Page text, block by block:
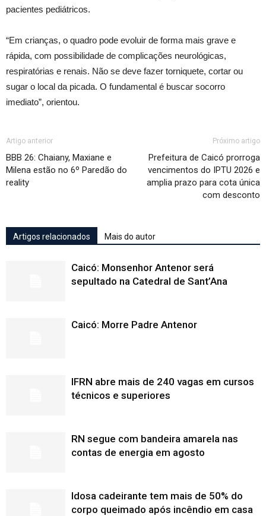
pacientes pediátricos.
“Em crianças, o quadro pode evoluir de forma mais grave e
rápida, com possibilidade de complicações neurológicas,
respiratórias e renais. Não se deve fazer torniquete, cortar ou
sugar o local da picada. O fundamental é buscar socorro
imediato”, orientou.
Artigo anterior
BBB 26: Chaiany, Maxiane e
Milena estão no 6º Paredão do
reality
Próximo artigo
Prefeitura de Caicó prorroga
vencimentos do IPTU 2026 e
amplia prazo para cota única
com desconto
Artigos relacionados Mais do autor
Caicó: Monsenhor Antenor será
sepultado na Catedral de Sant’Ana
Caicó: Morre Padre Antenor
IFRN abre mais de 240 vagas em cursos
técnicos e superiores
RN segue com bandeira amarela nas
contas de energia em agosto
Idosa cadeirante tem mais de 50% do
corpo queimado após incêndio em casa